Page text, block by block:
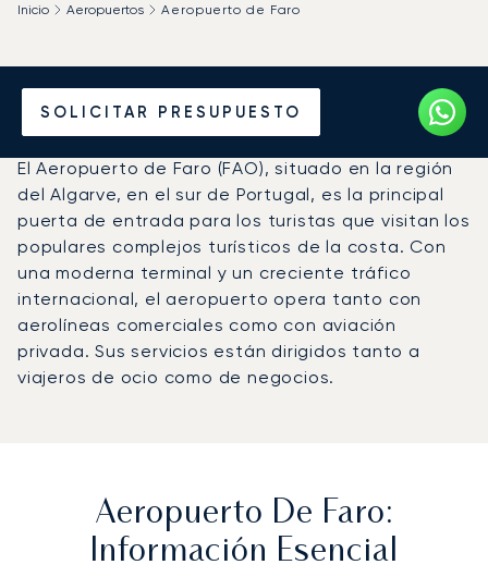
SOLICITAR PRESUPUESTO
Inicio Aeropuertos Aeropuerto de Faro
Vuele en Jet Privado al
Aeropuerto de Faro (FAO)
El Aeropuerto de Faro (FAO), situado en la región
del Algarve, en el sur de Portugal, es la principal
puerta de entrada para los turistas que visitan los
populares complejos turísticos de la costa. Con
una moderna terminal y un creciente tráfico
internacional, el aeropuerto opera tanto con
aerolíneas comerciales como con aviación
privada. Sus servicios están dirigidos tanto a
viajeros de ocio como de negocios.
Aeropuerto De Faro:
Información Esencial